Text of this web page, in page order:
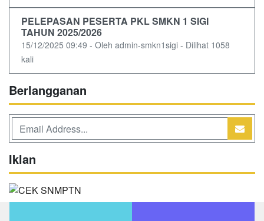
PELEPASAN PESERTA PKL SMKN 1 SIGI
TAHUN 2025/2026
15/12/2025 09:49 - Oleh admin-smkn1sigi - Dilihat 1058
kali
Berlangganan
Iklan